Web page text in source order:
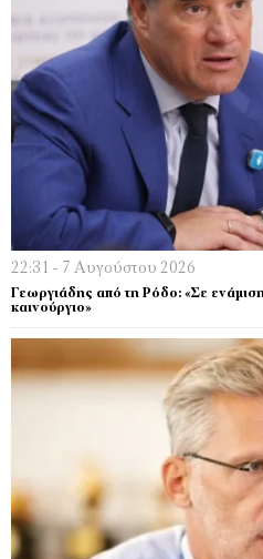
22:31 - 7 Αυγούστου 2026
Γεωργιάδης από τη Ρόδο: «Σε
καινούργιο»